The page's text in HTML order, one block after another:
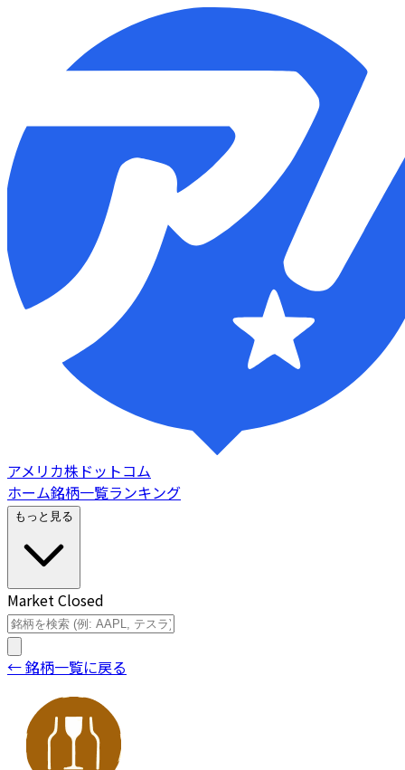
アメリカ株ドットコム
ホーム銘柄一覧ランキング
もっと見る
Market Closed
← 銘柄一覧に戻る